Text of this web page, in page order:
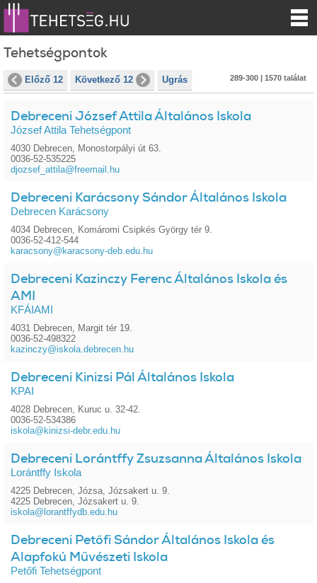
Tehetségpontok
Előző 12 Következő 12 Ugrás 289-300 | 1570 találat
Debreceni József Attila Általános Iskola
József Attila Tehetségpont
4030 Debrecen, Monostorpályi út 63.
0036-52-535225
djozsef_attila@freemail.hu
Debreceni Karácsony Sándor Általános Iskola
Debrecen Karácsony
4034 Debrecen, Komáromi Csipkés György tér 9.
0036-52-412-544
karacsony@karacsony-deb.edu.hu
Debreceni Kazinczy Ferenc Általános Iskola és
AMI
KFÁIAMI
4031 Debrecen, Margit tér 19.
0036-52-498322
kazinczy@iskola.debrecen.hu
Debreceni Kinizsi Pál Általános Iskola
KPAI
4028 Debrecen, Kuruc u. 32-42.
0036-52-534386
iskola@kinizsi-debr.edu.hu
Debreceni Lorántffy Zsuzsanna Általános Iskola
Lorántffy Iskola
4225 Debrecen, Józsa, Józsakert u. 9.
4225 Debrecen, Józsakert u. 9.
iskola@lorantffydb.edu.hu
Debreceni Petőfi Sándor Általános Iskola és
Alapfokú Művészeti Iskola
Petőfi Tehetségpont